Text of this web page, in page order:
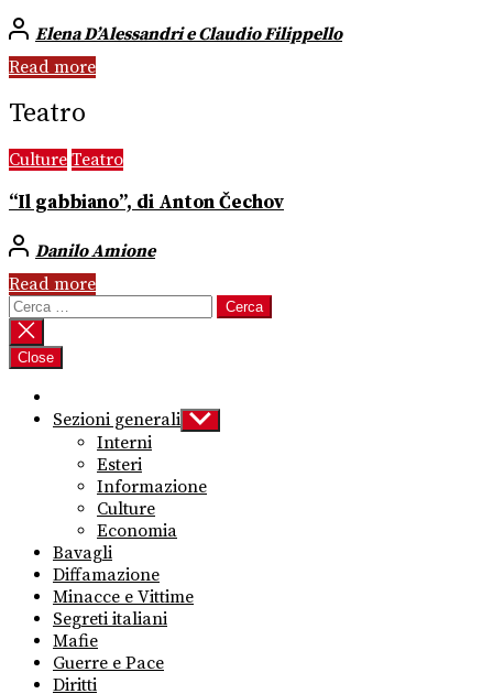
Elena D’Alessandri e Claudio Filippello
Read more
Teatro
Culture Teatro
“Il gabbiano”, di Anton Čechov
Danilo Amione
Read more
Ricerca
per:
Close
Sezioni generali Show
sub
Interni
Esteri
Informazione
Culture
Economia
Bavagli
Diffamazione
Minacce e Vittime
Segreti italiani
Mafie
Guerre e Pace
Diritti